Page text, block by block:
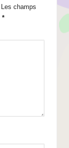
Les champs
*